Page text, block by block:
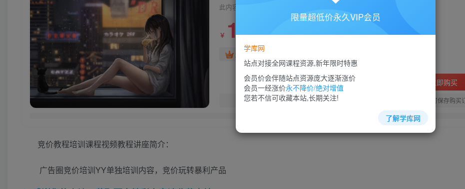
此内容为付费资源，请付费后查看
￥ 10￥88
超级会员免费
立即购买
您当前未登录！建议登陆后购买，可保存购买
竞价教程培训课程视频教程讲座简介：
广告圈竞价培训YY单独培训内容，竞价玩转暴利产品
限量超低价永久VIP会员
学库网
站点对接全网课程资源,新年限时特惠
会员价会伴随站点资源庞大逐渐涨价
会员一经涨价永不降价/绝对增值
您若不信可收藏本站,长期关注!
了解学库网